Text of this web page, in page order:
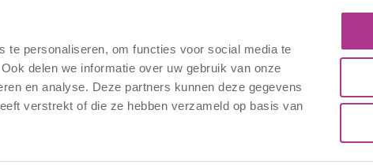
te personaliseren, om functies voor social media te
delen we informatie over uw gebruik van onze
en analyse. Deze partners kunnen deze gegevens
verstrekt of die ze hebben verzameld op basis van